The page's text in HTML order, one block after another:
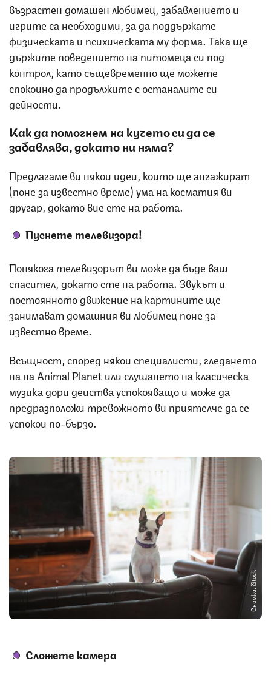
възрастен домашен любимец, забавлението и
игрите са необходими, за да поддържате
физическата и психическата му форма. Така ще
държите поведението на питомеца си под
контрол, като същевременно ще можете
спокойно да продължите с останалите си
дейности.
Как да помогнем на кучето си да се
забавлява, докато ни няма?
Предлагаме ви някои идеи, които ще ангажират
(поне за известно време) ума на косматия ви
другар, докато вие сте на работа.
Пуснете телевизора!
Понякога телевизорът ви може да бъде ваш
спасител, докато сте на работа. Звукът и
постоянното движение на картините ще
занимават домашния ви любимец поне за
известно време.
Всъщност, според някои специалисти, гледането
на на Animal Planet или слушането на класическа
музика дори действа успокояващо и може да
предразположи тревожното ви приятелче да се
успокои по-бързо.
Снимка: iStock
Сложете камера